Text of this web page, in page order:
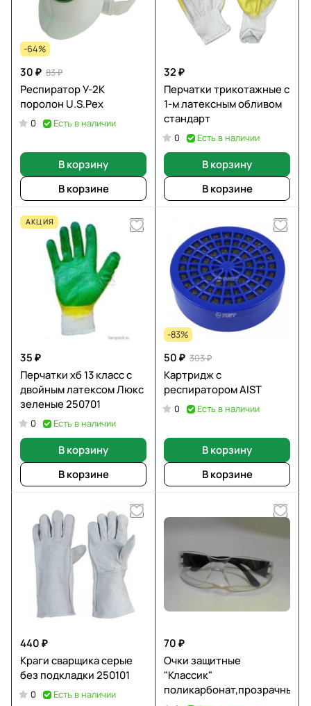
-64%
30 ₽ 83 ₽
Респиратор У-2К
поролон U.S.Pex
0 Есть в наличии
В корзину
В корзине
32 ₽
Перчатки трикотажные с
1-м латексным обливом
стандарт
0 Есть в наличии
В корзину
В корзине
АКЦИЯ
35 ₽
Перчатки хб 13 класс с
двойным латексом Люкс
зеленые 250701
0 Есть в наличии
В корзину
В корзине
-83%
50 ₽ 303 ₽
Картридж с
респиратором AIST
0 Есть в наличии
В корзину
В корзине
440 ₽
Краги сварщика серые
без подкладки 250101
0 Есть в наличии
70 ₽
Очки защитные
"Классик"
поликарбонат,прозрачные